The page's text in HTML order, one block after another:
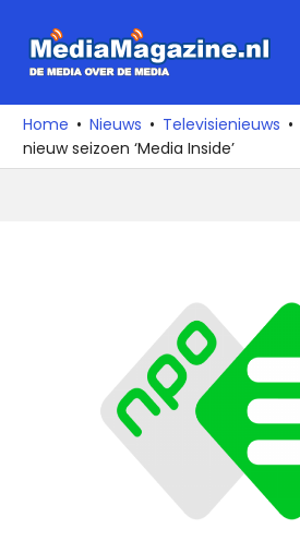
naar
media
over
de
Home Nieuws Televisienieuws
nieuw seizoen ‘Media Inside’